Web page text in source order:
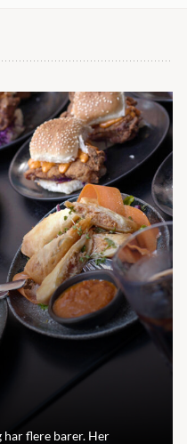
har flere barer. Her